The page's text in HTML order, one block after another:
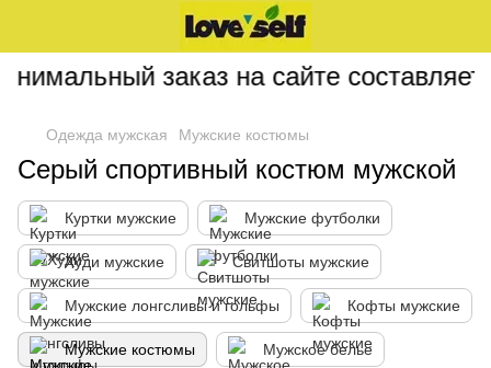
заказ на сайте составляет
Одежда мужская Мужские костюмы
Серый спортивный костюм мужской
Куртки мужские Мужские футболки
Худи мужские Свитшоты мужские
Мужские лонгсливы и гольфы Кофты мужские
Мужские костюмы Мужское белье